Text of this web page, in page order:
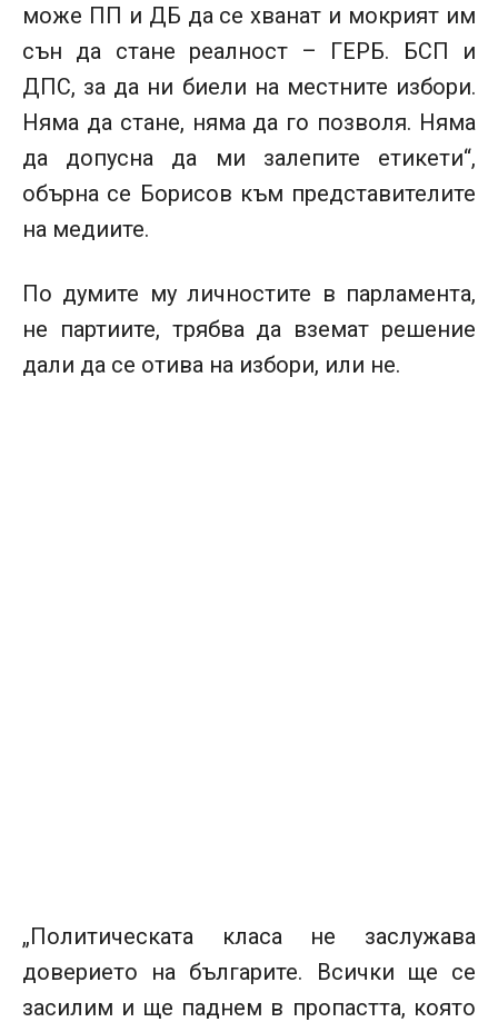
може ПП и ДБ да се хванат и мокрият им
сън да стане реалност – ГЕРБ. БСП и
ДПС, за да ни биели на местните избори.
Няма да стане, няма да го позволя. Няма
да допусна да ми залепите етикети“,
обърна се Борисов към представителите
на медиите.
По думите му личностите в парламента,
не партиите, трябва да вземат решение
дали да се отива на избори, или не.
„Политическата класа не заслужава
доверието на българите. Всички ще се
засилим и ще паднем в пропастта, която